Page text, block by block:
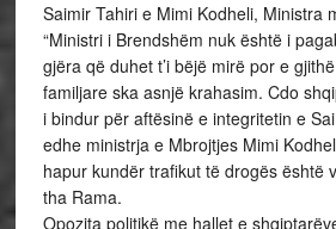
Saimir Tahiri e Mimi Kodheli, Ministra
“Ministri i Brendshëm nuk është i
gjëra që duhet t’i bëjë mirë por e
familjare ska asnjë krahasim. Cdo
i bindur për aftësinë e integritetin e
edhe ministrja e Mbrojtjes Mimi
hapur kundër trafikut të drogës është
tha Rama.
Opozita politikë me hallet e